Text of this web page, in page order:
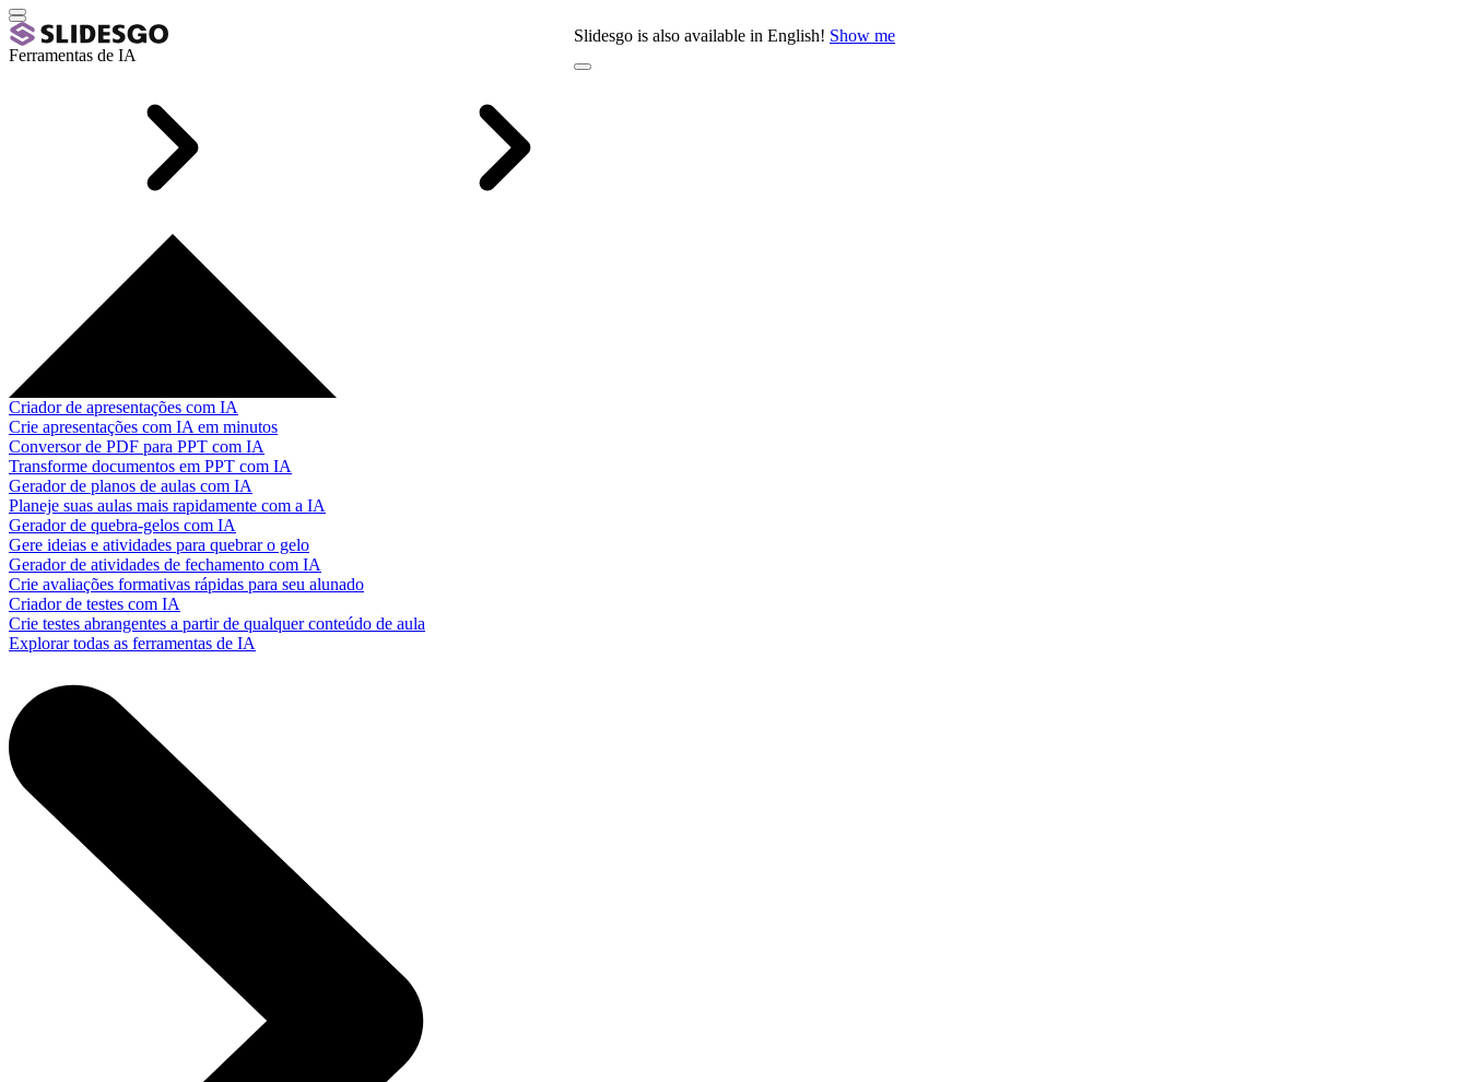
Slidesgo is also available in English! Show me
Ferramentas de IA
Criador de apresentações com IA
Crie apresentações com IA em minutos
Conversor de PDF para PPT com IA
Transforme documentos em PPT com IA
Gerador de planos de aulas com IA
Planeje suas aulas mais rapidamente com a IA
Gerador de quebra-gelos com IA
Gere ideias e atividades para quebrar o gelo
Gerador de atividades de fechamento com IA
Crie avaliações formativas rápidas para seu alunado
Criador de testes com IA
Crie testes abrangentes a partir de qualquer conteúdo de aula
Explorar todas as ferramentas de IA